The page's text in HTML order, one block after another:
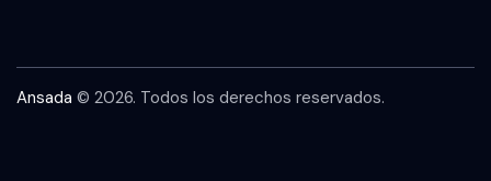
Ansada © 2026. Todos los derechos reservados.